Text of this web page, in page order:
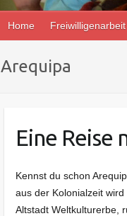
Home
Arequipa
Eine Reise
Kennst du schon
aus der Kolonialzeit
Altstadt Weltkulturerbe,